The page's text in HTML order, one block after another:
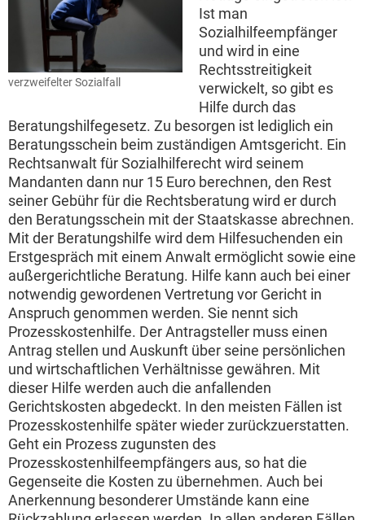
verzweifelter Sozialfall
Ist man
Sozialhilfeempfänger
und wird in eine
Rechtsstreitigkeit
verwickelt, so gibt es
Hilfe durch das
Beratungshilfegesetz. Zu besorgen ist lediglich ein
Beratungsschein beim zuständigen Amtsgericht. Ein
Rechtsanwalt für Sozialhilferecht wird seinem
Mandanten dann nur 15 Euro berechnen, den Rest
seiner Gebühr für die Rechtsberatung wird er durch
den Beratungsschein mit der Staatskasse abrechnen.
Mit der Beratungshilfe wird dem Hilfesuchenden ein
Erstgespräch mit einem Anwalt ermöglicht sowie eine
außergerichtliche Beratung. Hilfe kann auch bei einer
notwendig gewordenen Vertretung vor Gericht in
Anspruch genommen werden. Sie nennt sich
Prozesskostenhilfe. Der Antragsteller muss einen
Antrag stellen und Auskunft über seine persönlichen
und wirtschaftlichen Verhältnisse gewähren. Mit
dieser Hilfe werden auch die anfallenden
Gerichtskosten abgedeckt. In den meisten Fällen ist
Prozesskostenhilfe später wieder zurückzuerstatten.
Geht ein Prozess zugunsten des
Prozesskostenhilfeempfängers aus, so hat die
Gegenseite die Kosten zu übernehmen. Auch bei
Anerkennung besonderer Umstände kann eine